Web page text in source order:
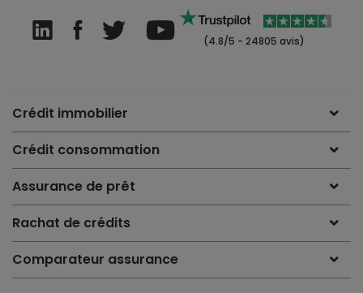
(4.8/5 - 24805 avis)
Crédit immobilier
Crédit consommation
Assurance de prêt
Rachat de crédits
Comparateur assurance